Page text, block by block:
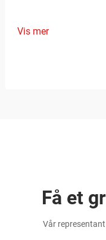
Vis mer
Få et
Vår